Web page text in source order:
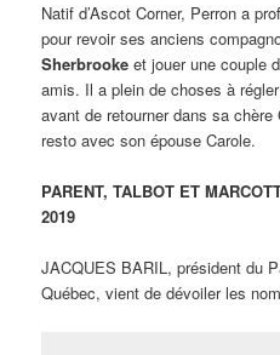
Natif d’Ascot Corner, Perron a
pour revoir ses anciens
Sherbrooke et jouer une couple
amis. Il a plein de choses à
avant de retourner dans sa
resto avec son épouse Carole.
PARENT, TALBOT ET
2019
JACQUES BARIL, président du
Québec, vient de dévoiler les